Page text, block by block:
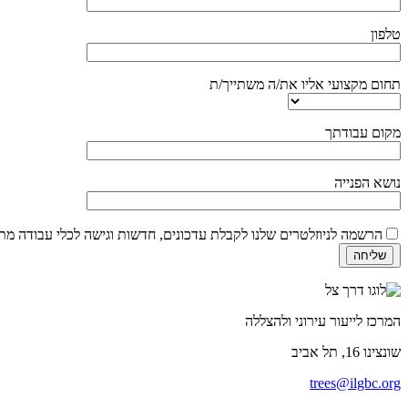
טלפון
תחום מקצועי אליו את/ה משתייך/ת
מקום עבודתך
נושא הפנייה
הרשמה לניוזלטרים שלנו לקבלת עדכונים, חדשות וגישה לכלי עבודה
המרכז לייעור עירוני ולהצללה
שונצינו 16, תל אביב
trees@ilgbc.org